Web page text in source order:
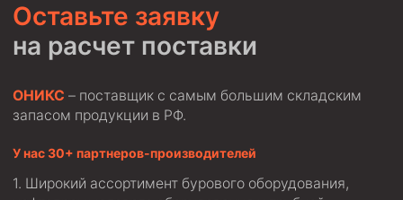
Желонки
Ерши механические
Скреперы механические
Штанголовки
Удочки ловильные
Оставьте заявку
на расчет поставки
ОНИКС – поставщик с самым большим складским
запасом продукции в РФ.
У нас 30+ партнеров-производителей
Широкий ассортимент бурового оборудования,